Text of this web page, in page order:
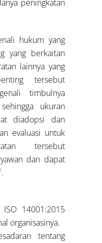
peningkatan
hukum yang
yang berkaitan
lainnya yang
tersebut
timbulnya
ukuran
diadopsi dan
evaluasi untuk
tersebut
dan dapat
ISO 14001:2015
organisasinya.
tentang